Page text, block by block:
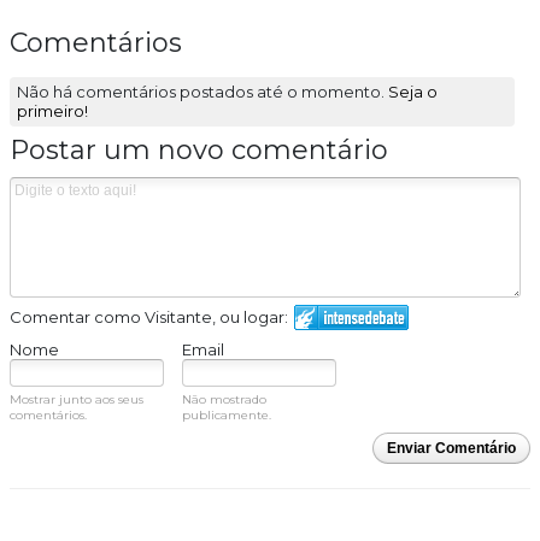
Comentários
Não há comentários postados até o momento. Seja o
primeiro!
Postar um novo comentário
Comentar como Visitante, ou logar:
Nome
Email
Mostrar junto aos seus
comentários.
Não mostrado
publicamente.
Enviar Comentário